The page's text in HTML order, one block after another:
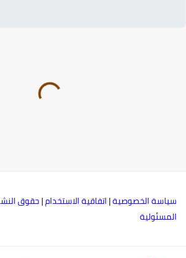
الخصوصية|اتفاقية الاستخدام|حقوق النشر / DMCA